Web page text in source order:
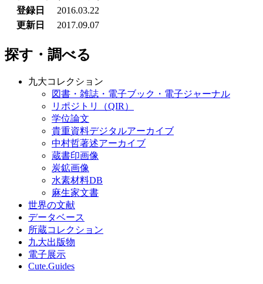
登録日
2016.03.22
更新日
2017.09.07
探す・調べる
九大コレクション
図書・雑誌・電子ブック・電子ジャーナル
リポジトリ（QIR）
学位論文
貴重資料デジタルアーカイブ
中村哲著述アーカイブ
蔵書印画像
炭鉱画像
水素材料DB
麻生家文書
世界の文献
データベース
所蔵コレクション
九大出版物
電子展示
Cute.Guides